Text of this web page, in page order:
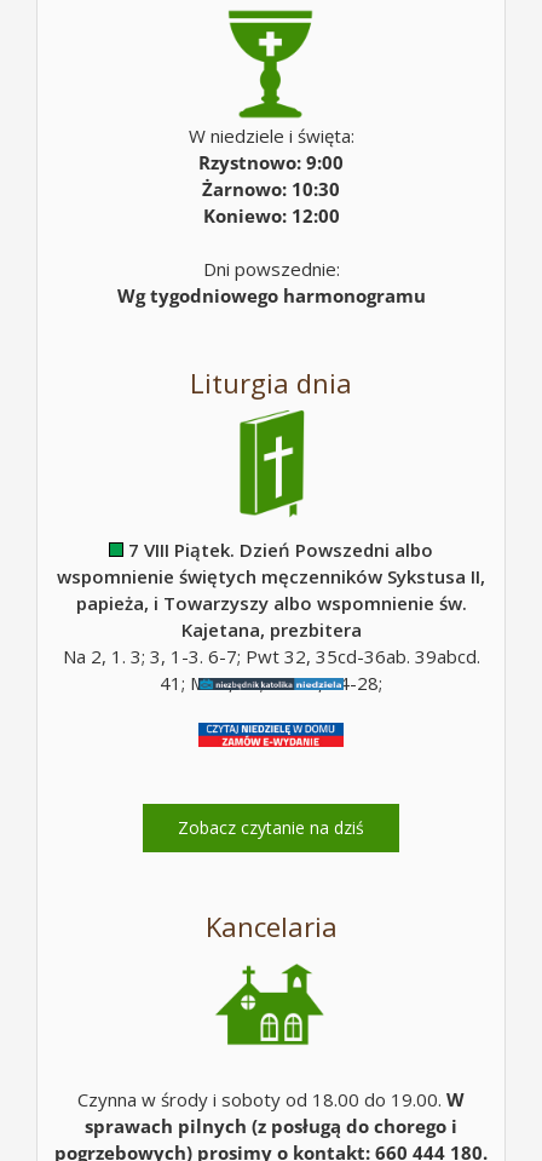
W niedziele i święta:
Rzystnowo: 9:00
Żarnowo: 10:30
Koniewo: 12:00
Dni powszednie:
Wg tygodniowego harmonogramu
Liturgia dnia
7 VIII Piątek. Dzień Powszedni albo
wspomnienie świętych męczenników Sykstusa II,
papieża, i Towarzyszy albo wspomnienie św.
Kajetana, prezbitera
Na 2, 1. 3; 3, 1-3. 6-7; Pwt 32, 35cd-36ab. 39abcd.
41; Mt 5, 10; Mt 16, 24-28;
Zobacz czytanie na dziś
Kancelaria
Czynna w środy i soboty od 18.00 do 19.00. W
sprawach pilnych (z posługą do chorego i
pogrzebowych) prosimy o kontakt: 660 444 180.